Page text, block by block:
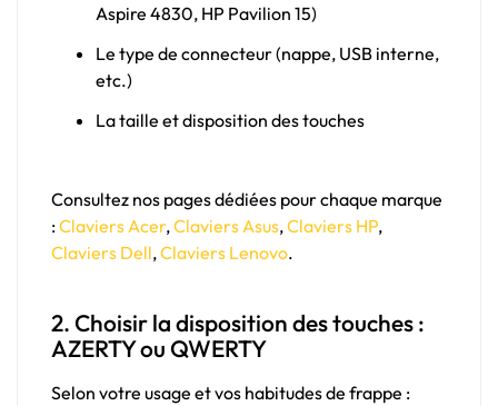
Aspire 4830, HP Pavilion 15)
Le type de connecteur (nappe, USB interne,
etc.)
La taille et disposition des touches
Consultez nos pages dédiées pour chaque marque
:Claviers Acer,Claviers Asus,Claviers HP,
Claviers Dell,Claviers Lenovo.
2. Choisir la disposition des touches :
AZERTY ou QWERTY
Selon votre usage et vos habitudes de frappe :